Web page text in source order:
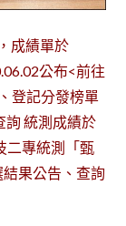
成績單於
公布<前往
登記分發榜單
詢 統測成績於
二專統測「甄
果公告、查詢